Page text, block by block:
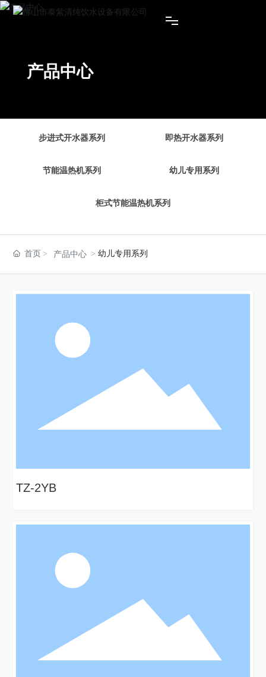
网站首页
产品中心
资质荣誉
产品中心
步进式开水器系列 即热开水器系列
节能温热机系列 幼儿专用系列
柜式节能温热机系列
首页 产品中心 幼儿专用系列
TZ-2YB